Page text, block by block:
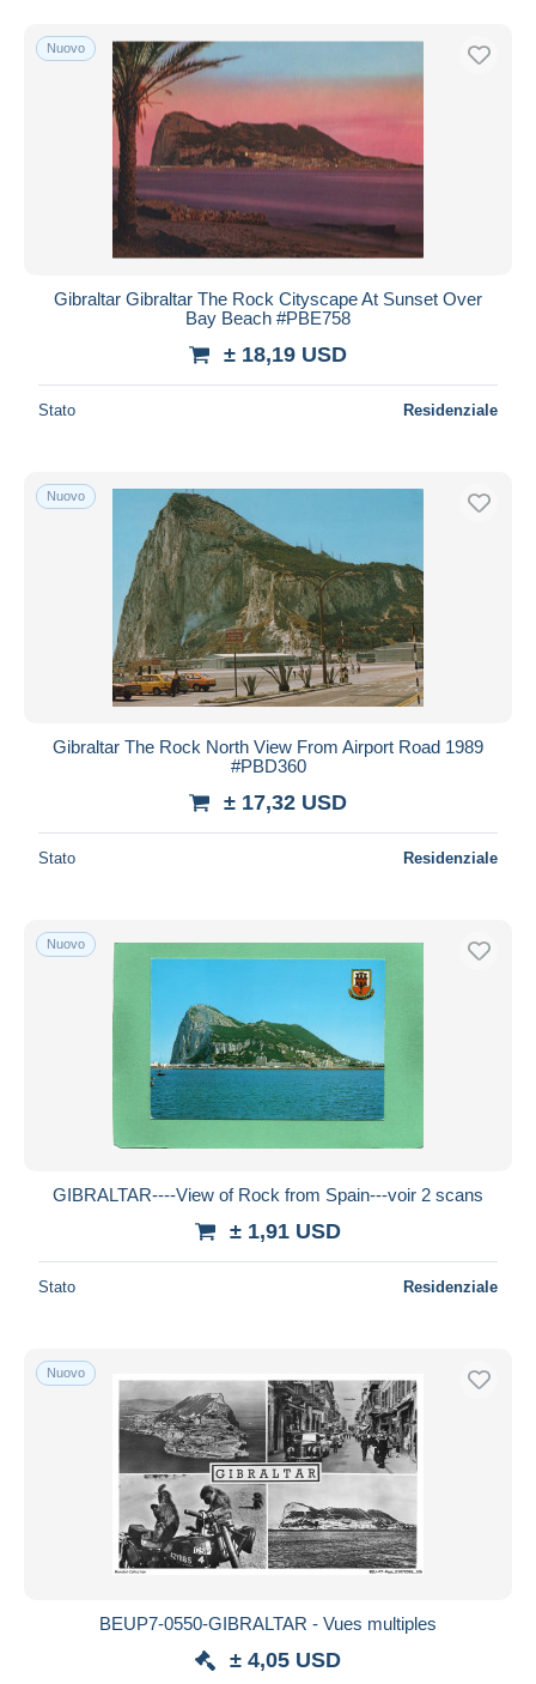
Nuovo
Gibraltar Gibraltar The Rock Cityscape At Sunset Over
Bay Beach #PBE758
± 18,19 USD
Stato Residenziale
Nuovo
Gibraltar The Rock North View From Airport Road 1989
#PBD360
± 17,32 USD
Stato Residenziale
Nuovo
GIBRALTAR----View of Rock from Spain---voir 2 scans
± 1,91 USD
Stato Residenziale
Nuovo
BEUP7-0550-GIBRALTAR - Vues multiples
± 4,05 USD